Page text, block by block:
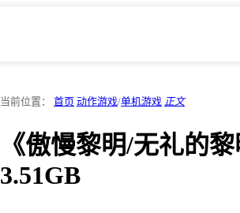
当前位置： 首页 动作游戏/单机游戏 正文
《傲慢黎明/无礼的
3.51GB